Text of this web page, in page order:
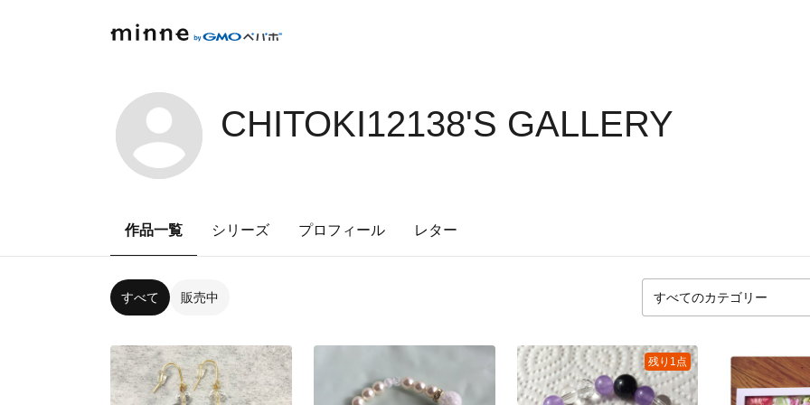
CHITOKI12138'S GALLERY
作品一覧 シリーズ プロフィール レター
すべて 販売中
残り1点